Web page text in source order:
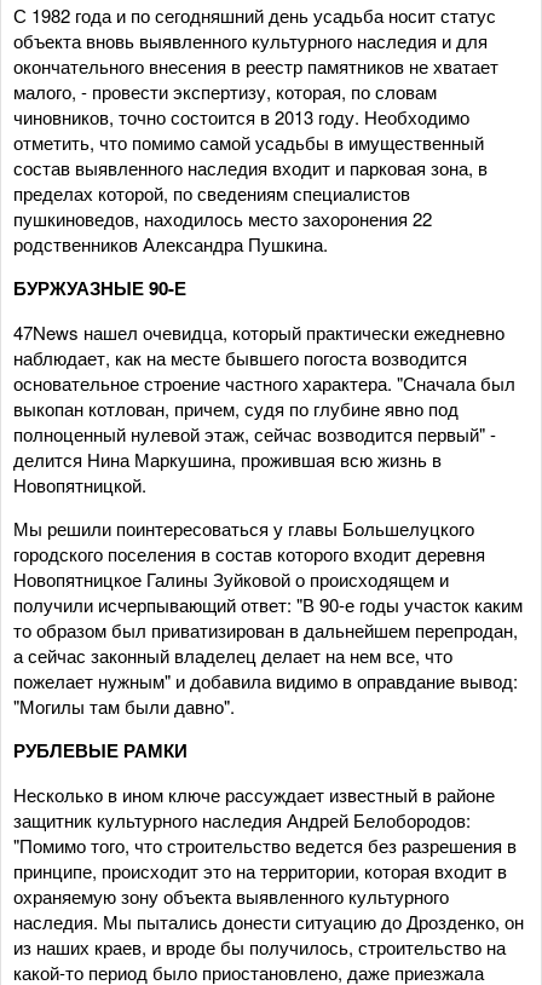
С 1982 года и по сегодняшний день усадьба носит статус
объекта вновь выявленного культурного наследия и для
окончательного внесения в реестр памятников не хватает
малого, - провести экспертизу, которая, по словам
чиновников, точно состоится в 2013 году. Необходимо
отметить, что помимо самой усадьбы в имущественный
состав выявленного наследия входит и парковая зона, в
пределах которой, по сведениям специалистов
пушкиноведов, находилось место захоронения 22
родственников Александра Пушкина.
БУРЖУАЗНЫЕ 90-Е
47News нашел очевидца, который практически ежедневно
наблюдает, как на месте бывшего погоста возводится
основательное строение частного характера. "Сначала был
выкопан котлован, причем, судя по глубине явно под
полноценный нулевой этаж, сейчас возводится первый" -
делится Нина Маркушина, прожившая всю жизнь в
Новопятницкой.
Мы решили поинтересоваться у главы Большелуцкого
городского поселения в состав которого входит деревня
Новопятницкое Галины Зуйковой о происходящем и
получили исчерпывающий ответ: "В 90-е годы участок каким
то образом был приватизирован в дальнейшем перепродан,
а сейчас законный владелец делает на нем все, что
пожелает нужным" и добавила видимо в оправдание вывод:
"Могилы там были давно".
РУБЛЕВЫЕ РАМКИ
Несколько в ином ключе рассуждает известный в районе
защитник культурного наследия Андрей Белобородов:
"Помимо того, что строительство ведется без разрешения в
принципе, происходит это на территории, которая входит в
охраняемую зону объекта выявленного культурного
наследия. Мы пытались донести ситуацию до Дрозденко, он
из наших краев, и вроде бы получилось, строительство на
какой-то период было приостановлено, даже приезжала